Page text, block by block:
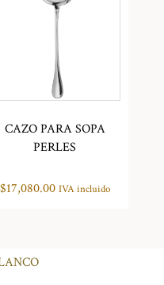
CAZO PARA SOPA
PERLES
$17,080.00 IVA incluido